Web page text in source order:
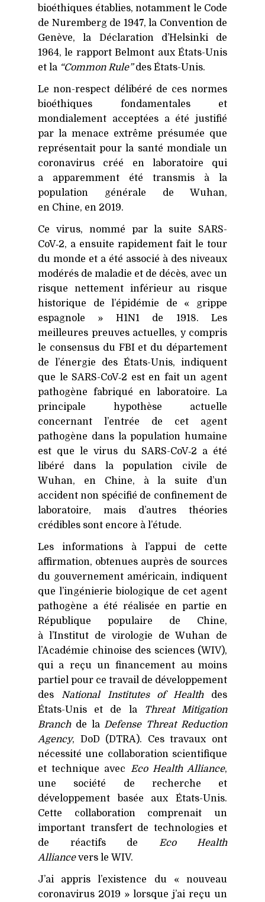
bioéthiques établies, notamment le Code
de Nuremberg de 1947, la Convention de
Genève, la Déclaration d’Helsinki de
1964, le rapport Belmont aux États-Unis
et la “Common Rule”des États-Unis.
Le non-respect délibéré de ces normes
bioéthiques fondamentales et
mondialement acceptées a été justifié
par la menace extrême présumée que
représentait pour la santé mondiale un
coronavirus créé en laboratoire qui
a apparemment été transmis à la
population générale de Wuhan,
en Chine, en 2019.
Ce virus, nommé par la suite SARS-
CoV‑2, a ensuite rapidement fait le tour
du monde et a été associé à des niveaux
modérés de maladie et de décès, avec un
risque nettement inférieur au risque
historique de l’épidémie de « grippe
espagnole » H1N1de 1918. Les
meilleures preuves actuelles, y compris
le consensus du FBIet du département
de l’énergie des États-Unis, indiquent
que le SARS-CoV‑2 est en fait un agent
pathogène fabriqué en laboratoire. La
principale hypothèse actuelle
concernant l’entrée de cet agent
pathogène dans la population humaine
est que le virus du SARS-CoV‑2 a été
libéré dans la population civile de
Wuhan, en Chine, à la suite d’un
accident non spécifié de confinement de
laboratoire, mais d’autres théories
crédibles sont encore à l’étude.
Les informations à l’appui de cette
affirmation, obtenues auprès de sources
du gouvernement américain, indiquent
que l’ingénierie biologique de cet agent
pathogène a été réalisée en partie en
République populaire de Chine,
à l’Institut de virologie de Wuhan de
l’Académie chinoise des sciences (WIV ),
qui a reçu un financement au moins
partiel pour ce travail de développement
des National Institutes of Healthdes
États-Unis et de la
Threat Mitigation
Branchde laDefense Threat Reduction
Agency, DoD (DTRA). Ces travaux ont
nécessité une collaboration scientifique
et technique avec Eco Health Alliance,
une société de recherche et
développement basée aux États-Unis.
Cette collaboration comprenait un
important transfert de technologies et
de réactifs de Eco Health
Alliancevers le WIV.
J’ai appris l’existence du « nouveau
coronavirus 2019 » lorsque j’ai reçu un